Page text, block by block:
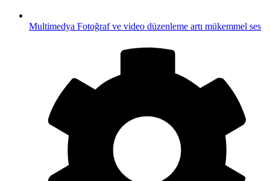
Multimedya Fotoğraf ve video düzenleme artı mükemmel ses